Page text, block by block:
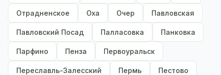
Отрадненское Оха Очер Павловская
Павловский Посад Палласовка Панковка
Парфино Пенза Первоуральск
Переславль-Залесский Пермь Пестово